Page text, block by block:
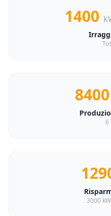
1400
8400
6
3000